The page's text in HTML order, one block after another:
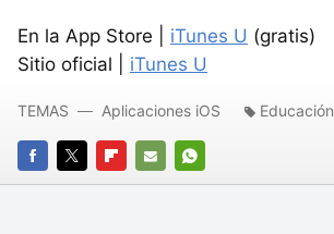
En la App Store | iTunes U (gratis)
Sitio oficial | iTunes U
FACEBOOK
TWITTERFLIPBOARD
E-
WHATSAPP
TEMAS Aplicaciones iOS Educación